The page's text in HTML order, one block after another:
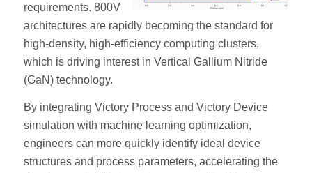
requirements. 800V
architectures are rapidly becoming the standard for
high-density, high-efficiency computing clusters,
which is driving interest in Vertical Gallium Nitride
(GaN) technology.
By integrating Victory Process and Victory Device
simulation with machine learning optimization,
engineers can more quickly identify ideal device
structures and process parameters, accelerating the